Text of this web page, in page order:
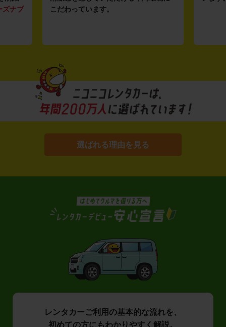
ズナブ
こだわっています。
選ばれる理由を見る
レンタカーご利用の基本的な流れを、
初めての方にもわかりやすく解説。